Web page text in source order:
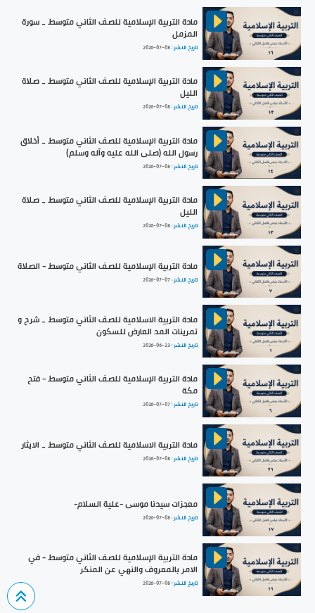
مادة التربية الإسلامية للصف الثاني متوسط _ سورة
المزمل
تاريخ النشر :2026-07-08
مادة التربية الإسلامية للصف الثاني متوسط _ صلاة
الليل
تاريخ النشر :2026-07-08
مادة التربية الإسلامية للصف الثاني متوسط _ أخلاق
رسول الله (صلى الله عليه وآله وسلم)
تاريخ النشر :2026-07-08
مادة التربية الإسلامية للصف الثاني متوسط _ صلاة
الليل
تاريخ النشر :2026-07-08
مادة التربية الإسلامية للصف الثاني متوسط - الصلاة
تاريخ النشر :2026-07-07
مادة التربية الاسلامية للصف الثاني متوسط _ شرح و
تمرينات المد العارض للسكون
تاريخ النشر :2026-06-23
مادة التربية الإسلامية للصف الثاني متوسط - فتح
مكة
تاريخ النشر :2026-07-07
مادة التربية الاسلامية للصف الثاني متوسط _ الايثار
تاريخ النشر :2026-07-08
معجزات سيدنا موسى -علية السلام-
تاريخ النشر :2026-07-08
مادة التربية الإسلامية للصف الثاني متوسط - في
الامر بالمعروف والنهي عن المنكر
تاريخ النشر :2026-07-08